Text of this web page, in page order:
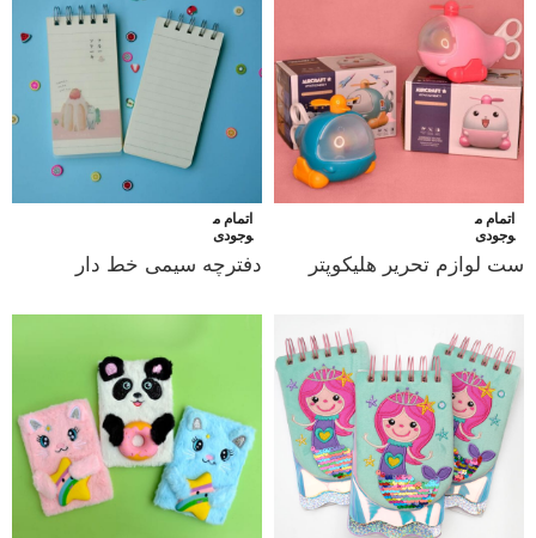
اتمام م
وجودی
ست لوازم تحریر هلیکوپتر
اتمام م
وجودی
دفترچه سیمی خط دار